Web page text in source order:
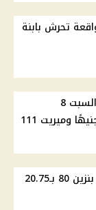
تحرش بابنة
قائمة أسعار السجائر في مصر السبت 8
أغسطس 2026.. كليوباترا 48 جنيهًا وميريت 111
أسعار الوقود في مصر اليوم .. بنزين 80 بـ20.75